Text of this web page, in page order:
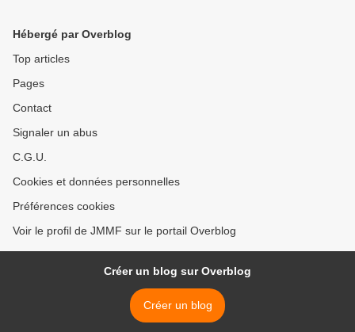
Hébergé par Overblog
Top articles
Pages
Contact
Signaler un abus
C.G.U.
Cookies et données personnelles
Préférences cookies
Voir le profil de JMMF sur le portail Overblog
Créer un blog sur Overblog
Créer un blog